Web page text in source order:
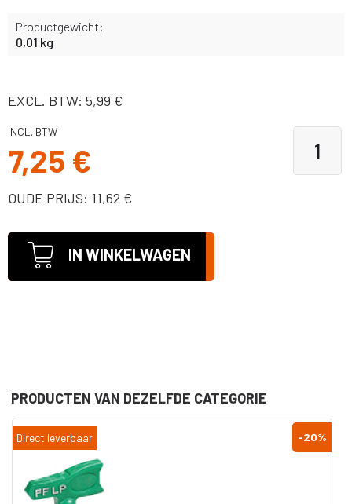
Productgewicht:
0,01 kg
EXCL. BTW: 5,99 €
INCL. BTW
7,25 €
OUDE PRIJS: 11,62 €
IN WINKELWAGEN
PRODUCTEN VAN DEZELFDE CATEGORIE
-20%
Direct leverbaar